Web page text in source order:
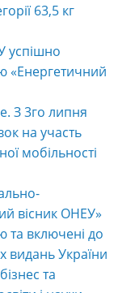
63,5 кг
успішно
«Енергетичний
З 3го липня
на участь
мобільності
вісник ОНЕУ»
та включені до
видань України
та